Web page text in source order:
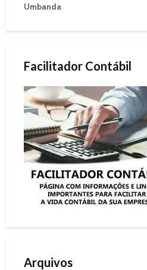
Umbanda
Facilitador Contábil
Arquivos